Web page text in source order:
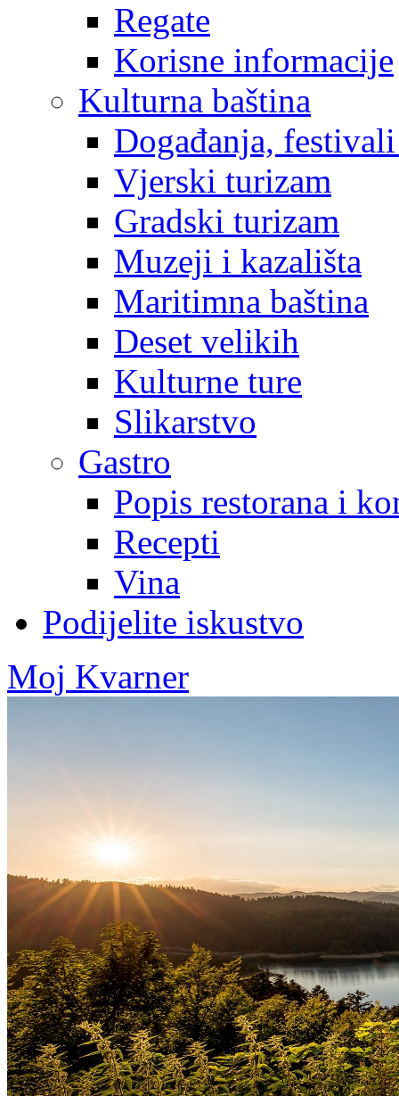
Regate
Korisne informacije
Kulturna baština
Događanja,
Vjerski turizam
Gradski turizam
Muzeji i kazališta
Maritimna baština
Deset velikih
Kulturne ture
Slikarstvo
Gastro
Popis restorana i
Recepti
Vina
Podijelite iskustvo
Moj Kvarner